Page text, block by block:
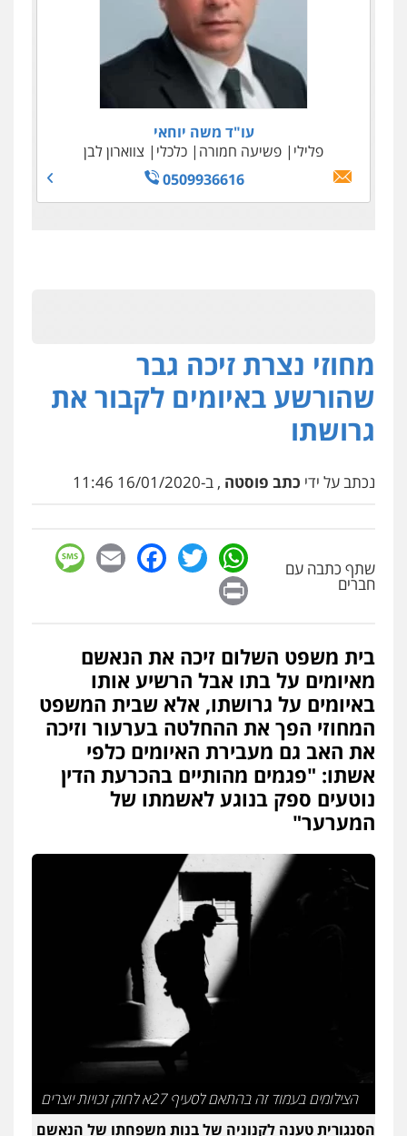
עו"ד משה יוחאי
פלילי
פשיעה חמורה כלכלי
צווארון לבן
0509936616
מחוזי נצרת זיכה גבר
שהורשע באיומים לקבור את
גרושתו
נכתב על ידי כתב פוסטה , ב-16/01/2020 11:46
שתף כתבה עם
חברים
WhatsApp
Twitter
Facebook
Email
בית משפט השלום זיכה את הנאשם
מאיומים על בתו אבל הרשיע אותו
באיומים על גרושתו, אלא שבית המשפט
המחוזי הפך את ההחלטה בערעור וזיכה
את האב גם מעבירת האיומים כלפי
אשתו: "פגמים מהותיים בהכרעת הדין
נוטעים ספק בנוגע לאשמתו של
המערער"
הצילומים בעמוד זה בהתאם לסעיף 27א לחוק זכויות יוצרים
הסנגורית טענה לקנוניה של בנות משפחתו של הנאשם